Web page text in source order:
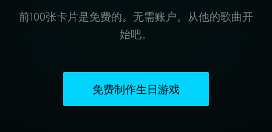
前100张卡片是免费的。无需账户。从他的歌曲开
始吧。
免费制作生日游戏